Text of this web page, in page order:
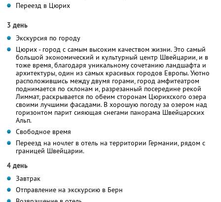
Переезд в Цюрих
3 день
Экскурсия по городу
Цюрих - город с самым высоким качеством жизни. Это самый
большой экономический и культурный центр Швейцарии, и в
тоже время, благодаря уникальному сочетанию ландшафта и
архитектуры, один из самых красивых городов Европы. Уютно
расположившись между двумя горами, город амфитеатром
поднимается по склонам и, разрезанный посередине рекой
Лиммат, раскрывается по обеим сторонам Цюрихского озера
своими лучшими фасадами. В хорошую погоду за озером над
горизонтом парит сияющая снегами панорама Швейцарских
Альп.
Свободное время
Переезд на ночлег в отель на территории Германии, рядом с
границей Швейцарии.
4 день
Завтрак
Отправление на экскурсию в Берн